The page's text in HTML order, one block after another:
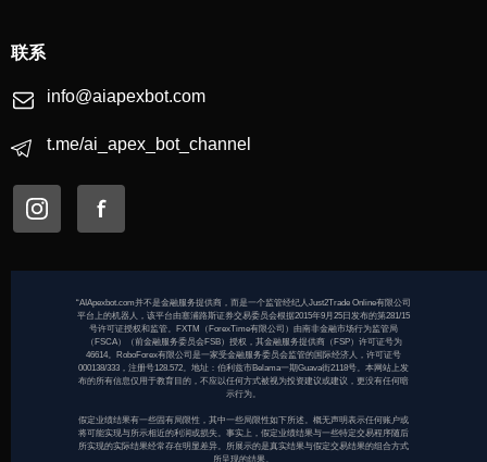
联系
“AIApexbot.com并不是金融服务提供商，而是一个监管经纪人Just2Trade Online有限公司
平台上的机器人，该平台由塞浦路斯证券交易委员会根据2015年9月25日发布的第281/15
号许可证授权和监管。FXTM（ForexTime有限公司）由南非金融市场行为监管局
（FSCA）（前金融服务委员会FSB）授权，其金融服务提供商（FSP）许可证号为
46614。RoboForex有限公司是一家受金融服务委员会监管的国际经济人，许可证号
000138/333，注册号128.572。地址：伯利兹市Belama一期Guava街2118号。本网站上发
布的所有信息仅用于教育目的，不应以任何方式被视为投资建议或建议，更没有任何暗
示行为。
假定业绩结果有一些固有局限性，其中一些局限性如下所述。概无声明表示任何账户或
将可能实现与所示相近的利润或损失。事实上，假定业绩结果与一些特定交易程序随后
所实现的实际结果经常存在明显差异。所展示的是真实结果与假定交易结果的组合方式
所呈现的结果。
info@aiapexbot.com
t.me/ai_apex_bot_channel